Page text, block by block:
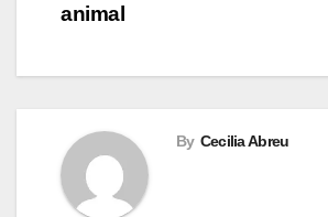
animal
By Cecilia Abreu